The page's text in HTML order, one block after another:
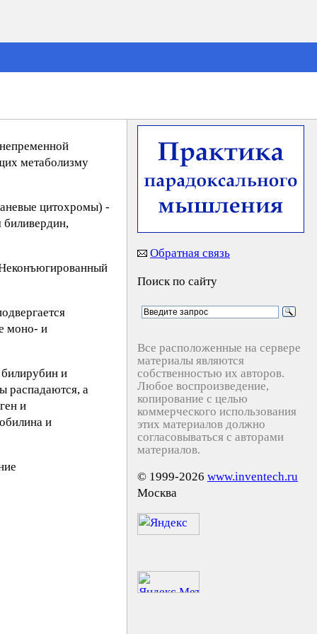
метаболизму
цитохромы) -
биливердин,
моно- и
и
распадаются, а
и
и
Обратная связь
Поиск по сайту
Все расположенные на сервере
материалы являются
собственностью их авторов.
Любое воспроизведение,
копирование с целью
коммерческого использования
этих материалов должно
согласовываться с авторами
материалов.
© 1999-2026 www.inventech.ru
Москва